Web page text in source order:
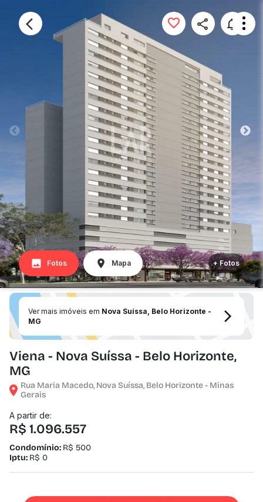
Fotos Mapa + Fotos
Ver mais imóveis em Nova Suíssa, Belo Horizonte -
MG
Viena - Nova Suíssa - Belo Horizonte,
MG
Rua Maria Macedo, Nova Suíssa, Belo Horizonte - Minas
Gerais
A partir de:
R$ 1.096.557
Condomínio: R$ 500
Iptu: R$ 0